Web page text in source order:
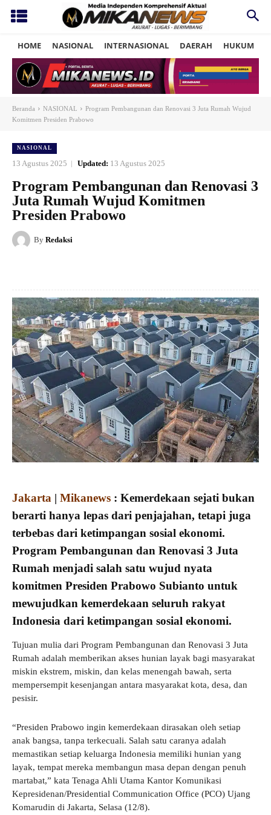
HOME NASIONAL INTERNASIONAL DAERAH HUKUM
Beranda NASIONAL
Program Pembangunan dan Renovasi 3 Juta Rumah Wujud
Komitmen Presiden Prabowo
NASIONAL
13 Agustus 2025 Updated: 13 Agustus 2025
Program Pembangunan dan Renovasi 3
Juta Rumah Wujud Komitmen
Presiden Prabowo
By Redaksi
Jakarta | Mikanews : Kemerdekaan sejati bukan
berarti hanya lepas dari penjajahan, tetapi juga
terbebas dari ketimpangan sosial ekonomi.
Program Pembangunan dan Renovasi 3 Juta
Rumah menjadi salah satu wujud nyata
komitmen Presiden Prabowo Subianto untuk
mewujudkan kemerdekaan seluruh rakyat
Indonesia dari ketimpangan sosial ekonomi.
Tujuan mulia dari Program Pembangunan dan Renovasi 3 Juta
Rumah adalah memberikan akses hunian layak bagi masyarakat
miskin ekstrem, miskin, dan kelas menengah bawah, serta
mempersempit kesenjangan antara masyarakat kota, desa, dan
pesisir.
“Presiden Prabowo ingin kemerdekaan dirasakan oleh setiap
anak bangsa, tanpa terkecuali. Salah satu caranya adalah
memastikan setiap keluarga Indonesia memiliki hunian yang
layak, tempat mereka membangun masa depan dengan penuh
martabat,” kata Tenaga Ahli Utama Kantor Komunikasi
Kepresidenan/Presidential Communication Office (PCO) Ujang
Komarudin di Jakarta, Selasa (12/8).